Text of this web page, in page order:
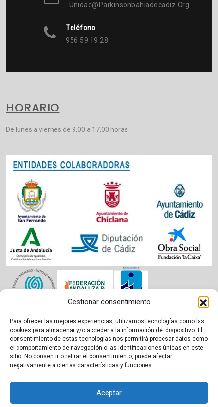
Gestionar consentimiento
Para ofrecer las mejores experiencias, utilizamos tecnologías como las
cookies para almacenar y/o acceder a la información del dispositivo. El
consentimiento de estas tecnologías nos permitirá procesar datos como
el comportamiento de navegación o las identificaciones únicas en este
sitio. No consentir o retirar el consentimiento, puede afectar
negativamente a ciertas características y funciones.
Aceptar
Unidad@parkinsonbahiadecadiz.org
Teléfono
956 59 19 28
HORARIO
De lunes a viernes de 9,00 a 17,00 horas
Aviso legal|Política de cookies|Privacidad